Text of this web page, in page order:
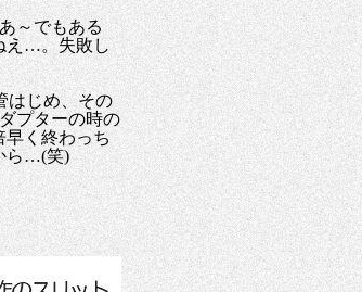
～でもある
え…。失敗し
はじめ、その
プターの時の
く終わっち
ら…(笑)